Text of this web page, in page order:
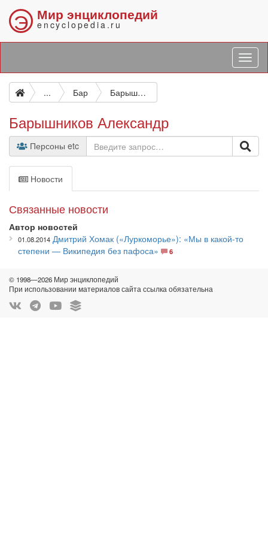
Э Мир энциклопедий
encyclopedia.ru
... Бар Барышников Александр
Барышников Александр
Персоны etc
Новости
Связанные новости
Автор новостей
01.08.2014 Дмитрий Хомак («Луркоморье»): «Мы в какой-то
степени — Википедия без пафоса»
6
© 1998—2026 Мир энциклопедий
При использовании материалов сайта ссылка обязательна